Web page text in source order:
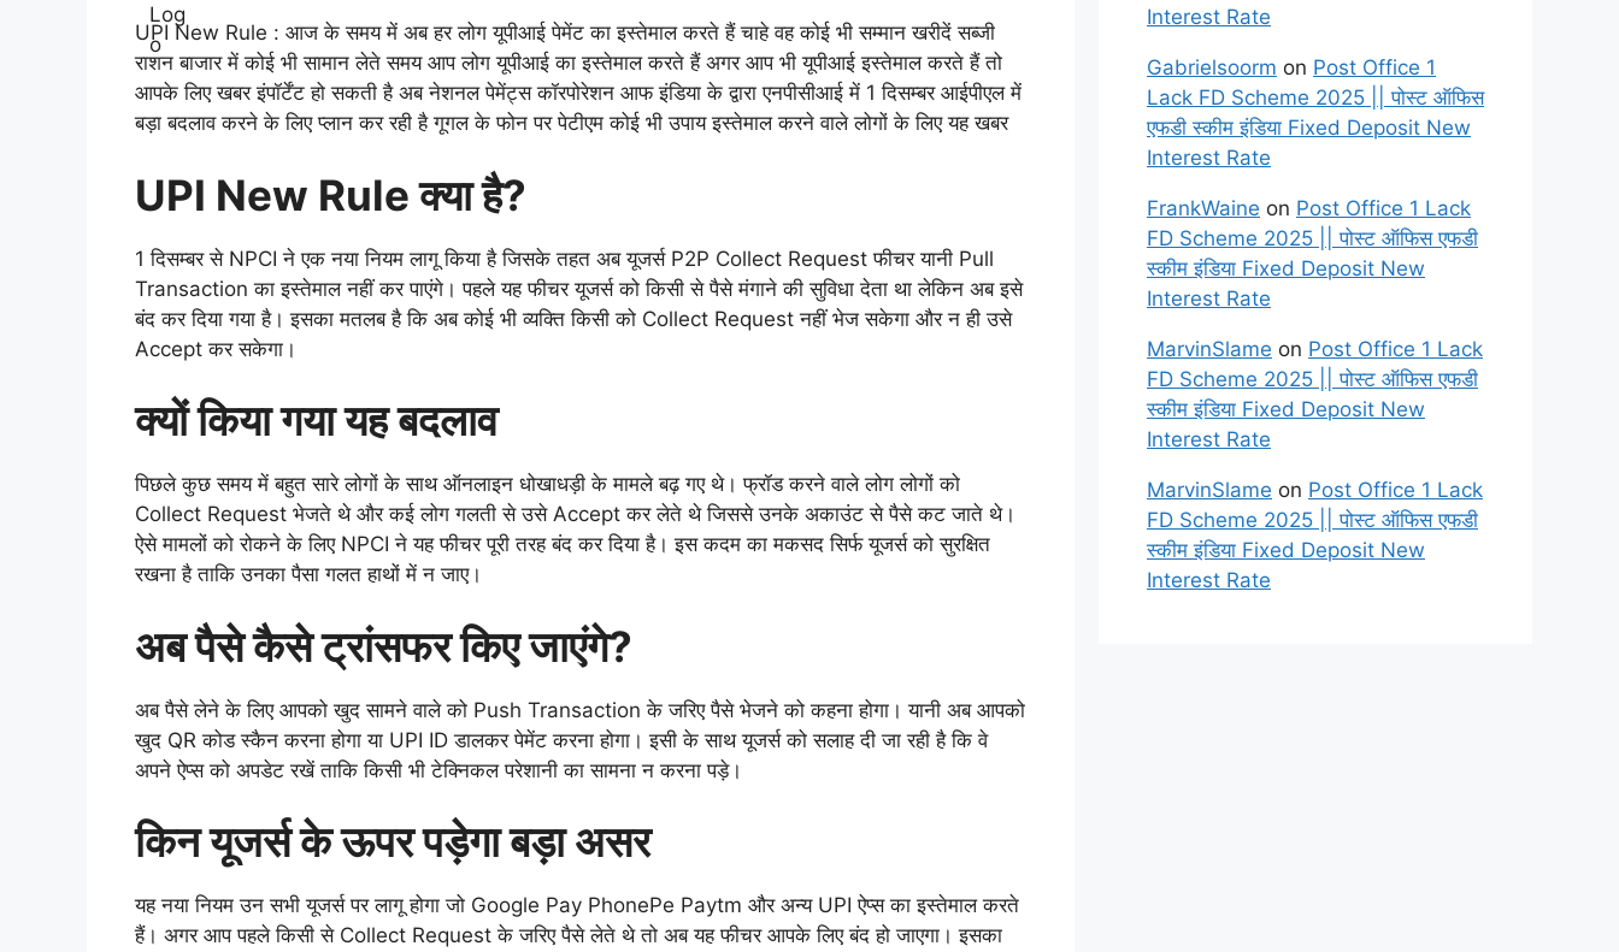
UPI New Rule : आज के समय में अब हर लोग यूपीआई पेमेंट का इस्तेमाल करते हैं चाहे वह कोई भी सम्मान खरीदें सब्जी
राशन बाजार में कोई भी सामान लेते समय आप लोग यूपीआई का इस्तेमाल करते हैं अगर आप भी यूपीआई इस्तेमाल करते हैं तो
आपके लिए खबर इंपॉर्टेंट हो सकती है अब नेशनल पेमेंट्स कॉरपोरेशन आफ इंडिया के द्वारा एनपीसीआई में 1 दिसम्बर आईपीएल में
बड़ा बदलाव करने के लिए प्लान कर रही है गूगल के फोन पर पेटीएम कोई भी उपाय इस्तेमाल करने वाले लोगों के लिए यह खबर
UPI New Rule क्या है?
1 दिसम्बर से NPCI ने एक नया नियम लागू किया है जिसके तहत अब यूजर्स P2P Collect Request फीचर यानी Pull
Transaction का इस्तेमाल नहीं कर पाएंगे। पहले यह फीचर यूजर्स को किसी से पैसे मंगाने की सुविधा देता था लेकिन अब इसे
बंद कर दिया गया है। इसका मतलब है कि अब कोई भी व्यक्ति किसी को Collect Request नहीं भेज सकेगा और न ही उसे
Accept कर सकेगा।
क्यों किया गया यह बदलाव
पिछले कुछ समय में बहुत सारे लोगों के साथ ऑनलाइन धोखाधड़ी के मामले बढ़ गए थे। फ्रॉड करने वाले लोग लोगों को
Collect Request भेजते थे और कई लोग गलती से उसे Accept कर लेते थे जिससे उनके अकाउंट से पैसे कट जाते थे।
ऐसे मामलों को रोकने के लिए NPCI ने यह फीचर पूरी तरह बंद कर दिया है। इस कदम का मकसद सिर्फ यूजर्स को सुरक्षित
रखना है ताकि उनका पैसा गलत हाथों में न जाए।
अब पैसे कैसे ट्रांसफर किए जाएंगे?
अब पैसे लेने के लिए आपको खुद सामने वाले को Push Transaction के जरिए पैसे भेजने को कहना होगा। यानी अब आपको
खुद QR कोड स्कैन करना होगा या UPI ID डालकर पेमेंट करना होगा। इसी के साथ यूजर्स को सलाह दी जा रही है कि वे
अपने ऐप्स को अपडेट रखें ताकि किसी भी टेक्निकल परेशानी का सामना न करना पड़े।
किन यूजर्स के ऊपर पड़ेगा बड़ा असर
यह नया नियम उन सभी यूजर्स पर लागू होगा जो Google Pay PhonePe Paytm और अन्य UPI ऐप्स का इस्तेमाल करते
हैं। अगर आप पहले किसी से Collect Request के जरिए पैसे लेते थे तो अब यह फीचर आपके लिए बंद हो जाएगा। इसका
Interest Rate
Gabrielsoorm on Post Office 1
Lack FD Scheme 2025 || पोस्ट ऑफिस
एफडी स्कीम इंडिया Fixed Deposit New
Interest Rate
FrankWaine on Post Office 1 Lack
FD Scheme 2025 || पोस्ट ऑफिस एफडी
स्कीम इंडिया Fixed Deposit New
Interest Rate
MarvinSlame on Post Office 1 Lack
FD Scheme 2025 || पोस्ट ऑफिस एफडी
स्कीम इंडिया Fixed Deposit New
Interest Rate
MarvinSlame on Post Office 1 Lack
FD Scheme 2025 || पोस्ट ऑफिस एफडी
स्कीम इंडिया Fixed Deposit New
Interest Rate